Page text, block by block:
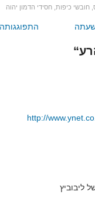
חובשי כיפות חסידי הדמון יהוה
http://